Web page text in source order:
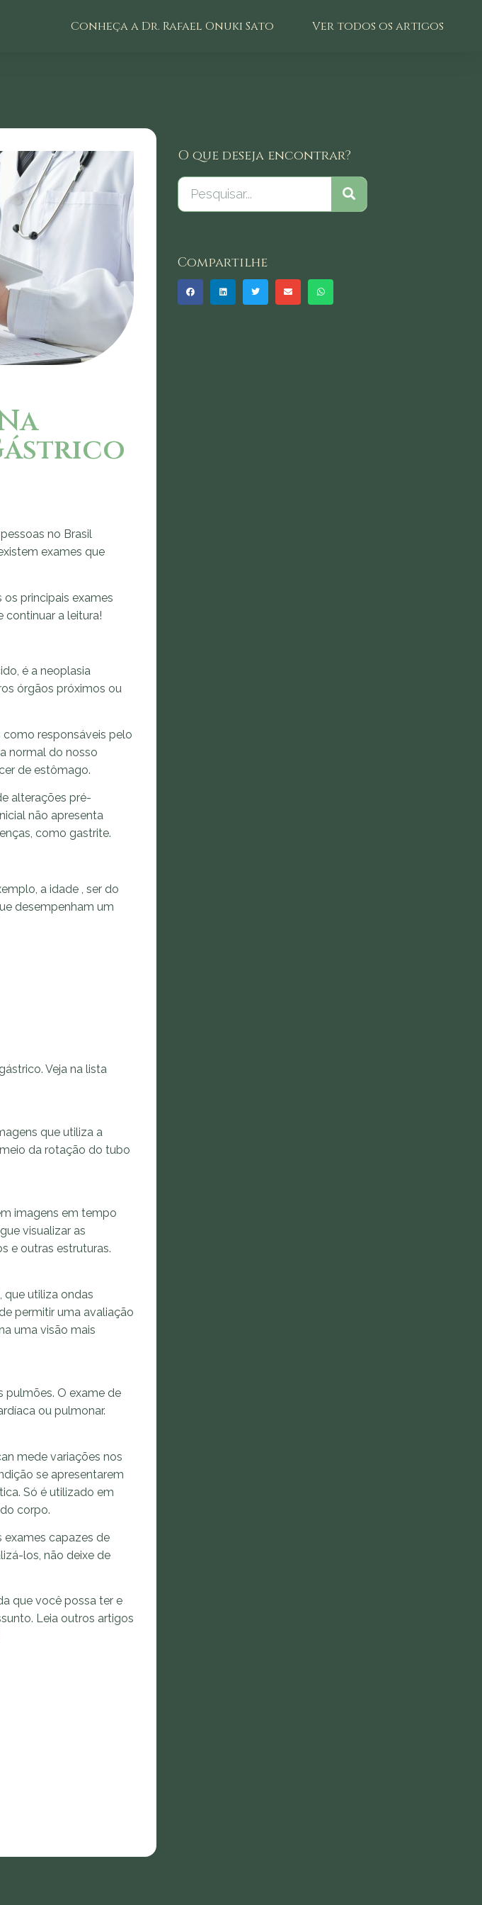
Conheça a Dr. Rafael Onuki Sato Ver todos os artigos
no Brasil
exames que
principais exames
continuar a leitura!
é a neoplasia
órgãos próximos ou
responsáveis pelo
normal do nosso
de estômago.
alterações pré-
não apresenta
como gastrite.
a idade , ser do
desempenham um
Veja na lista
que utiliza a
da rotação do tubo
imagens em tempo
visualizar as
e outras estruturas.
utiliza ondas
permitir uma avaliação
uma visão mais
pulmões. O exame de
ou pulmonar.
mede variações nos
se apresentarem
Só é utilizado em
corpo.
exames capazes de
los, não deixe de
que você possa ter e
Leia outros artigos
O que deseja encontrar?
Compartilhe